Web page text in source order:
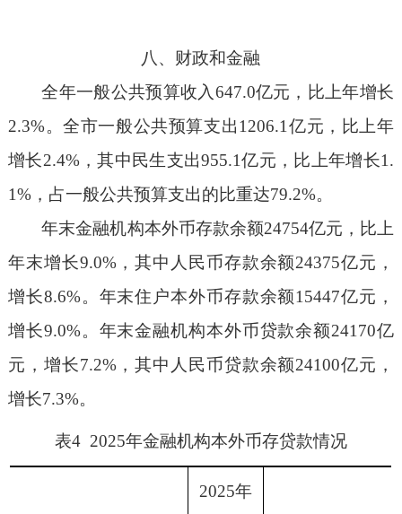
八、财政和金融
全年一般公共预算收入 647.0亿元， 比上年增长
2.3%。全市一般公共预算支出1 206.1 亿元，比上年
增长2.4%，其中民生支出955.1亿元，比上年增长1.
1%，占一般公共预算支出的比重达79.2%。
年末金融机构本外币存款余额24754亿元，比上
年末增长9.0%，其中人民币存款余额24375亿元，
增长8.6%。年末住户本外币存款余额1 5447亿元，
增长9.0%。年末金融机构本外币贷款余额24170亿
元，增长7.2%，其中人民币贷款余额24100亿元，
增长7.3%。
表4 2025年金融机构本外币存贷款情况
2025年